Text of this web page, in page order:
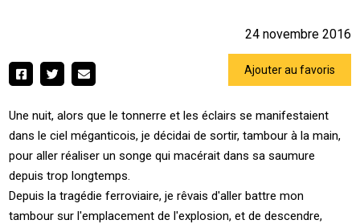
24 novembre 2016
Ajouter au favoris
Une nuit, alors que le tonnerre et les éclairs se manifestaient
dans le ciel méganticois, je décidai de sortir, tambour à la main,
pour aller réaliser un songe qui macérait dans sa saumure
depuis trop longtemps.
Depuis la tragédie ferroviaire, je rêvais d'aller battre mon
tambour sur l'emplacement de l'explosion, et de descendre,